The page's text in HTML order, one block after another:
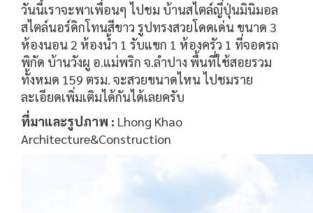
วันนี้เราจะพาเพื่อนๆ ไปชม บ้านสไตล์ญี่ปุ่นมินิมอล
สไตล์นอร์ดิกโทนสีขาว รูปทรงสวยโดดเด่น ขนาด 3
ห้องนอน 2 ห้องน้ำ 1 รับแขก 1 ห้องครัว 1 ที่จอดรถ
พิกัด บ้านวังผู อ.แม่พริก จ.ลำปาง พื้นที่ใช้สอยรวม
ทั้งหมด 159 ตรม. จะสวยขนาดไหน ไปชมราย
ละเอียดเพิ่มเติมได้กันได้เลยครับ
ที่มาและรูปภาพ : Lhong Khao
Architecture&Construction